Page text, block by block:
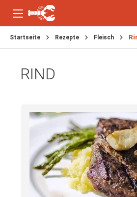
Startseite Rezepte Fleisch
RIND